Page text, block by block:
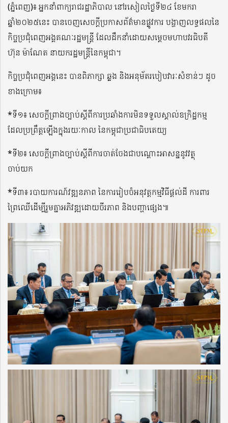
(ភ្នំពេញ)៖ អ្នកនាំពាក្យរាជរដ្ឋាភិបាល នៅរសៀលថ្ងៃទី២៤ ខែមករា
ឆ្នាំ២០២៥នេះ បានចេញសេចក្ដីប្រកាសព័ត៌មានផ្លូវការ បង្ហាញលទ្ធផលនៃ
កិច្ចប្រជុំពេញអង្គគណៈរដ្ឋមន្ដ្រី ដែលដឹកនាំដោយសម្ដេចមហាបវរធិបតី
ហ៊ុន ម៉ាណែត នាយករដ្ឋមន្ដ្រីនៃកម្ពុជា។
កិច្ចប្រជុំពេញអង្គនេះ បានពិភាក្សា ឆ្លង និងអនុម័តរបៀបវារៈសំខាន់ៗ ដូច
ខាងក្រោម៖
*ទី១៖ សេចក្តីព្រាងច្បាប់ស្ដីពីការប្រឆាំងការមិនទទួលស្គាល់ឧក្រិដ្ឋកម្ម
ដែលប្រព្រឹត្តឡើងក្នុងរយៈកាល នៃកម្ពុជាប្រជាធិបតេយ្យ
*ទី២៖ សេចក្តីព្រាងច្បាប់ស្តីពីការចាត់ចែងជាបណ្តោះអាសន្ននូវវត្ថុ
ចាប់យក
*ទី៣៖ របាយការណ៍វឌ្ឍនភាព នៃការរៀបចំអនុវត្តកម្មវិធីផ្តល់ដី ការពារ
ព្រៃឈើដើម្បីរួមគ្នាអភិវឌ្ឍដោយចីរភាព និងបញ្ហាផ្សេង៕